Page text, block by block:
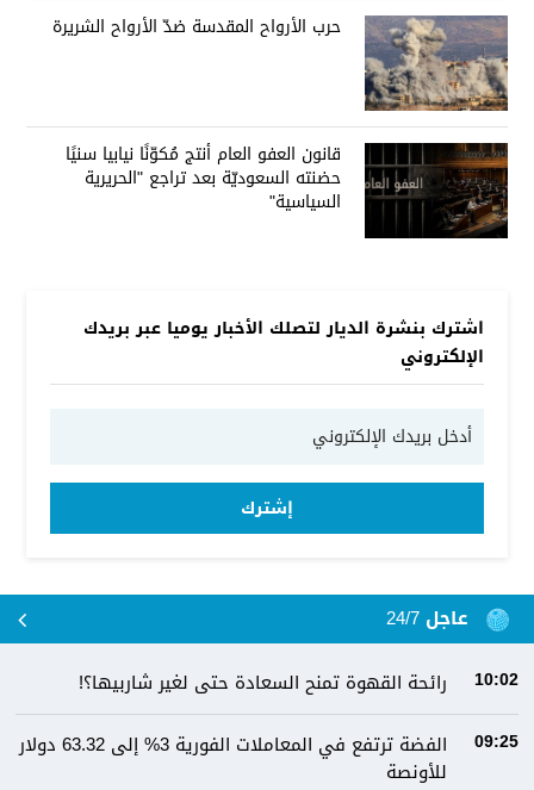
حرب الأرواح المقدسة ضدّ الأرواح الشريرة
قانون العفو العام أنتج مُكوّنًا نيابيا سنيًا
حضنته السعوديّة بعد تراجع "الحريرية
السياسية"
اشترك بنشرة الديار لتصلك الأخبار يوميا عبر بريدك
الإلكتروني
إشترك
عاجل 24/7
10:02 رائحة القهوة تمنح السعادة حتى لغير شاربيها؟!
09:25
الفضة ترتفع في المعاملات الفورية 3% إلى 63.32 دولار
للأونصة